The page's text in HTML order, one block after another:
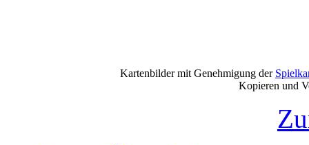
Kartenbilder mit Genehmigung der
Kopieren und